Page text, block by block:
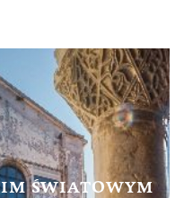
ŚWIATOWYM